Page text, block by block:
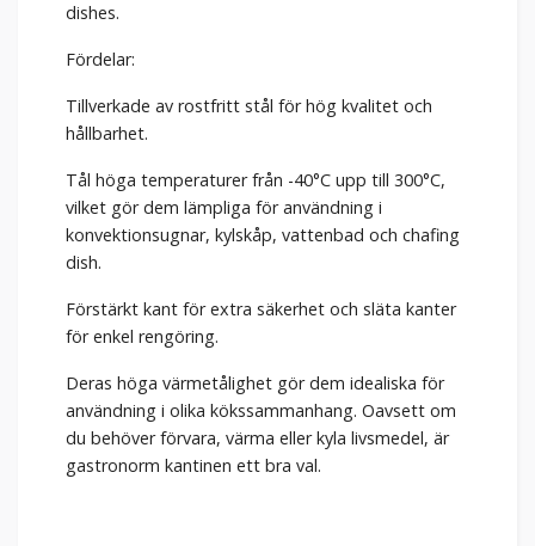
dishes.
Fördelar:
Tillverkade av rostfritt stål för hög kvalitet och
hållbarhet.
Tål höga temperaturer från -40°C upp till 300°C,
vilket gör dem lämpliga för användning i
konvektionsugnar, kylskåp, vattenbad och chafing
dish.
Förstärkt kant för extra säkerhet och släta kanter
för enkel rengöring.
Deras höga värmetålighet gör dem idealiska för
användning i olika kökssammanhang. Oavsett om
du behöver förvara, värma eller kyla livsmedel, är
gastronorm kantinen ett bra val.